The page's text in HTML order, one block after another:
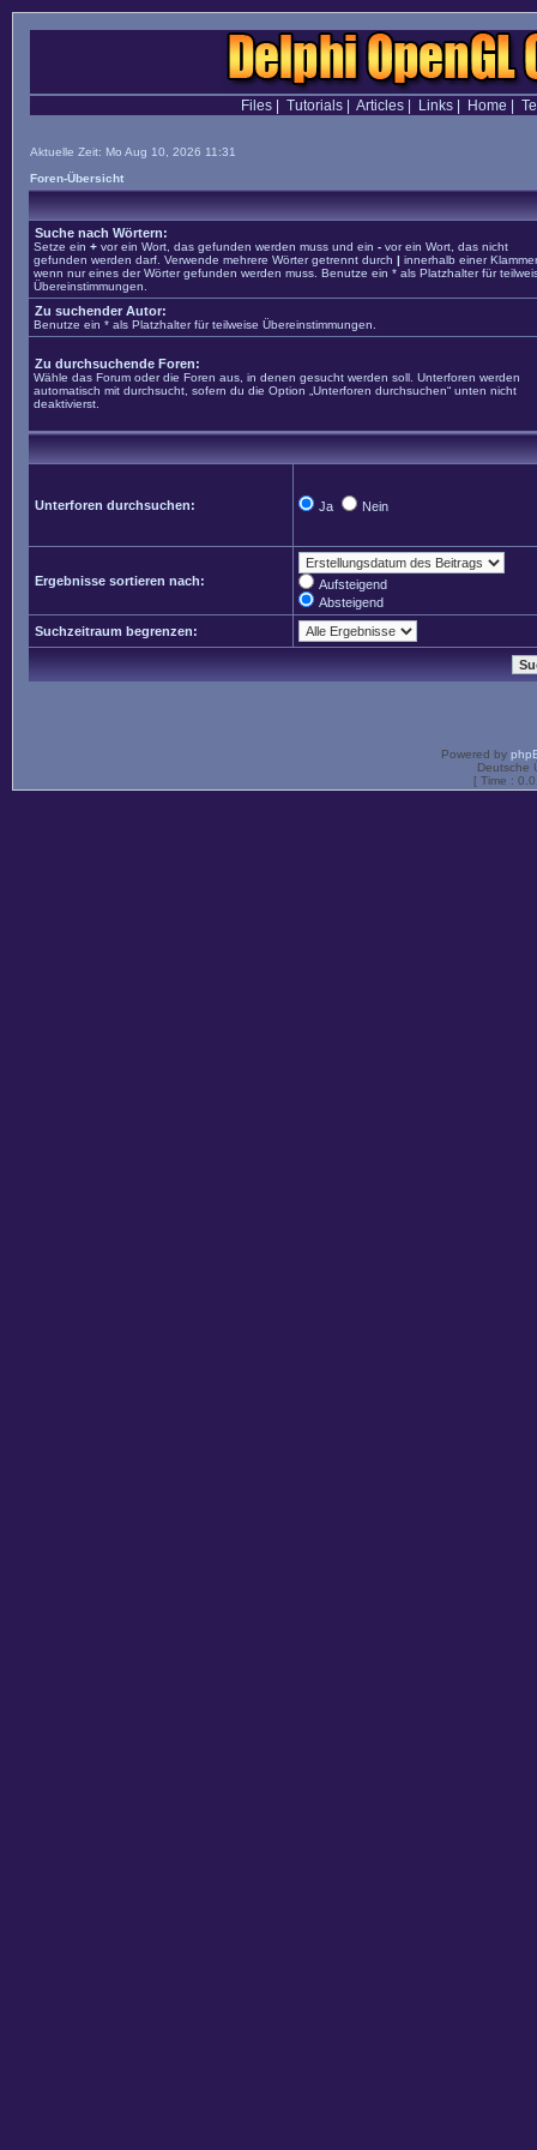
Files| Tutorials| Articles| Links| Home
Aktuelle Zeit: Mo Aug 10, 2026 11:31
Foren-Übersicht
Suche nach Wörtern:
Setze ein + vor ein Wort, das gefunden werden muss und ein - vor ein Wort, das nicht
gefunden werden darf. Verwende mehrere Wörter getrennt durch | innerhalb einer
wenn nur eines der Wörter gefunden werden muss. Benutze ein * als Platzhalter für
Übereinstimmungen.
Zu suchender Autor:
Benutze ein * als Platzhalter für teilweise Übereinstimmungen.
Zu durchsuchende Foren:
Wähle das Forum oder die Foren aus, in denen gesucht werden soll. Unterforen werden
automatisch mit durchsucht, sofern du die Option „Unterforen durchsuchen“ unten nicht
deaktivierst.
Unterforen durchsuchen: Ja Nein
Ergebnisse sortieren nach:
Aufsteigend
Absteigend
Suchzeitraum begrenzen:
Powered by
Deutsche
[ Time :